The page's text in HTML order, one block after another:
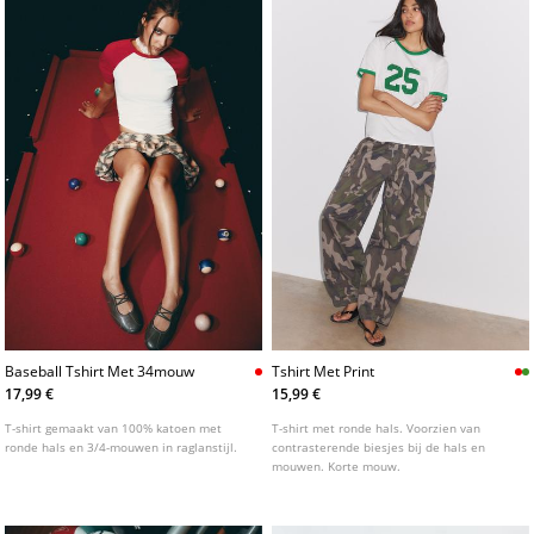
Baseball Tshirt Met 34mouw
17,99 €
T-shirt gemaakt van 100% katoen met
ronde hals en 3/4-mouwen in raglanstijl.
Tshirt Met Print
15,99 €
T-shirt met ronde hals. Voorzien van
contrasterende biesjes bij de hals en
mouwen. Korte mouw.